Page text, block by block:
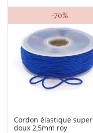
-70%
Cordon élastique super
doux 2,5mm roy